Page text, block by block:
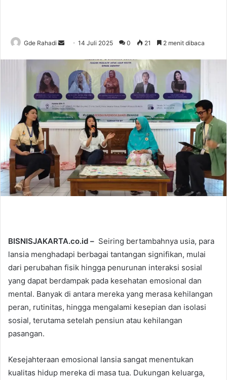
Gde Rahadi
a
n
e
m
l
14 Juli 2025 0 21 2 menit dibaca
BISNISJAKARTA.co.id – Seiring bertambahnya usia, para
lansia menghadapi berbagai tantangan signifikan, mulai
dari perubahan fisik hingga penurunan interaksi sosial
yang dapat berdampak pada kesehatan emosional dan
mental. Banyak di antara mereka yang merasa kehilangan
peran, rutinitas, hingga mengalami kesepian dan isolasi
sosial, terutama setelah pensiun atau kehilangan
pasangan.
Kesejahteraan emosional lansia sangat menentukan
kualitas hidup mereka di masa tua. Dukungan keluarga,